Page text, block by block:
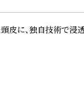
、独自技術